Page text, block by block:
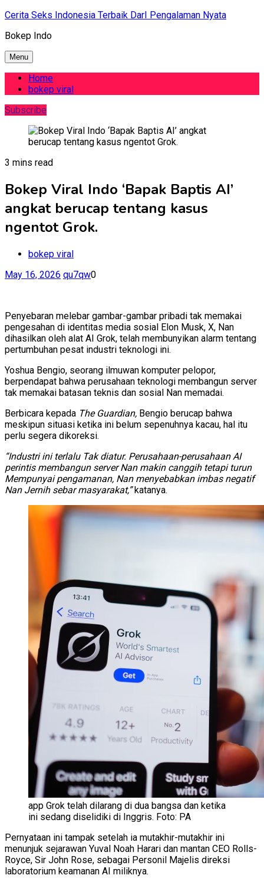
Skip
content
Cerita Seks Indonesia Terbaik DarI Pengalaman Nyata
Bokep Indo
Menu
Home
bokep viral
Subscribe
3 mins read
Bokep Viral Indo ‘Bapak Baptis AI’
angkat berucap tentang kasus
ngentot Grok.
bokep viral
May 16, 2026 qu7qw0
Penyebaran melebar gambar-gambar pribadi tak memakai
pengesahan di identitas media sosial Elon Musk, X, Nan
dihasilkan oleh alat AI Grok, telah membunyikan alarm tentang
pertumbuhan pesat industri teknologi ini.
Yoshua Bengio, seorang ilmuwan komputer pelopor,
berpendapat bahwa perusahaan teknologi membangun server
tak memakai batasan teknis dan sosial Nan memadai.
Berbicara kepada The Guardian, Bengio berucap bahwa
meskipun situasi ketika ini belum sepenuhnya kacau, hal itu
perlu segera dikoreksi.
“Industri ini terlalu Tak diatur. Perusahaan-perusahaan AI
perintis membangun server Nan makin canggih tetapi turun
Mempunyai pengamanan, Nan menyebabkan imbas negatif
Nan Jernih sebar masyarakat,”katanya.
app Grok telah dilarang di dua bangsa dan ketika
ini sedang diselidiki di Inggris. Foto: PA
Pernyataan ini tampak setelah ia mutakhir-mutakhir ini
menunjuk sejarawan Yuval Noah Harari dan mantan CEO Rolls-
Royce, Sir John Rose, sebagai Personil Majelis direksi
laboratorium keamanan AI miliknya.